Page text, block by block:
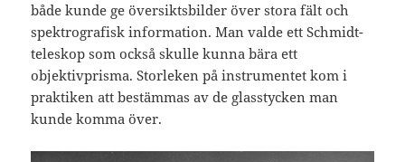
både kunde ge översiktsbilder över stora fält och
spektrografisk information. Man valde ett Schmidt-
teleskop som också skulle kunna bära ett
objektivprisma. Storleken på instrumentet kom i
praktiken att bestämmas av de glasstycken man
kunde komma över.